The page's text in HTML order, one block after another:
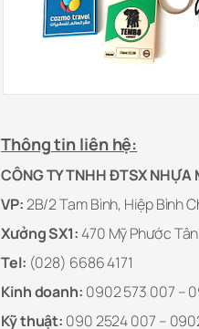
Thông tin liên hệ:
CÔNG TY TNHH ĐTSX NHỰA
VP:2B/2 Tam Bình, Hiệp Bình
Xưởng SX1: 470 Mỹ Phước
Tel: (028) 6686 4171
Kinh doanh: 0902 573 007 –
Kỹ thuật: 090 2524 007 –